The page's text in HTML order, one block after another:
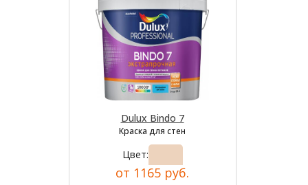
Dulux Bindo 7
Краска для стен
Цвет:
от 1165 руб.